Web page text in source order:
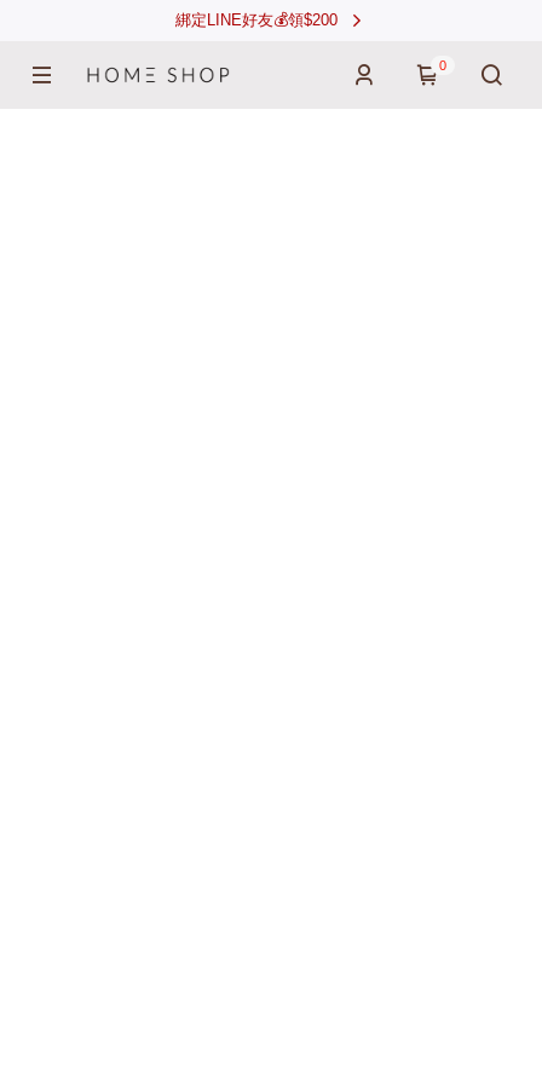
綁定LINE好友💰領$200
0